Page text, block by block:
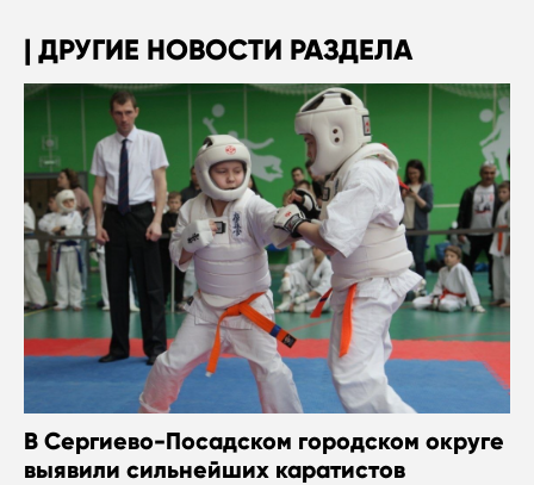
ДРУГИЕ НОВОСТИ РАЗДЕЛА
В Сергиево-Посадском городском округе
выявили сильнейших каратистов